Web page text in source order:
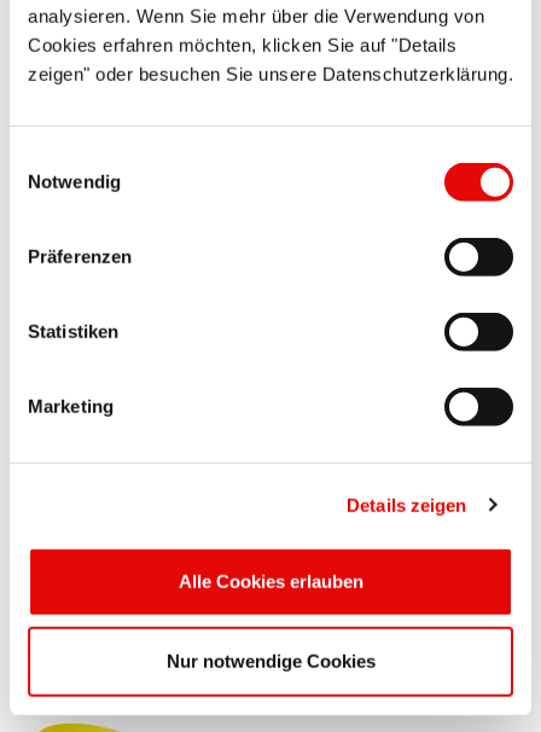
analysieren. Wenn Sie mehr über die Verwendung von
Cookies erfahren möchten, klicken Sie auf "Details
zeigen" oder besuchen Sie unsere Datenschutzerklärung.
Notwendig
Präferenzen
Statistiken
Marketing
Details zeigen
Alle Cookies erlauben
Nur notwendige Cookies
CAPTOP®EP 280
Zatyczki stożkowe
Zatyczki z uchwytem